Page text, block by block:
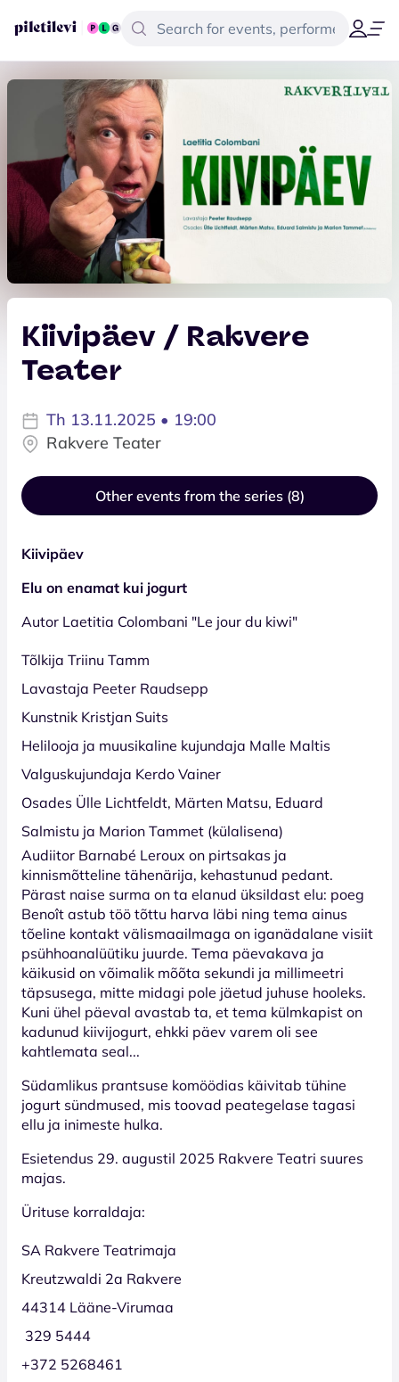
Kiivipäev / Rakvere
Teater
Th 13.11.2025 • 19:00
Rakvere Teater
Other events from the series (8)
Kiivipäev
Elu on enamat kui jogurt
Autor Laetitia Colombani "Le jour du kiwi"
Tõlkija Triinu Tamm
Lavastaja Peeter Raudsepp
Kunstnik Kristjan Suits
Helilooja ja muusikaline kujundaja Malle Maltis
Valguskujundaja Kerdo Vainer
Osades Ülle Lichtfeldt, Märten Matsu, Eduard
Salmistu ja Marion Tammet (külalisena)
Audiitor Barnabé Leroux on pirtsakas ja
kinnismõtteline tähenärija, kehastunud pedant.
Pärast naise surma on ta elanud üksildast elu: poeg
Benoît astub töö tõttu harva läbi ning tema ainus
tõeline kontakt välismaailmaga on iganädalane visiit
psühhoanalüütiku juurde. Tema päevakava ja
käikusid on võimalik mõõta sekundi ja millimeetri
täpsusega, mitte midagi pole jäetud juhuse hooleks.
Kuni ühel päeval avastab ta, et tema külmkapist on
kadunud kiivijogurt, ehkki päev varem oli see
kahtlemata seal...
Südamlikus prantsuse komöödias käivitab tühine
jogurt sündmused, mis toovad peategelase tagasi
ellu ja inimeste hulka.
Esietendus 29. augustil 2025 Rakvere Teatri suures
majas.
Ürituse korraldaja:
SA Rakvere Teatrimaja
Kreutzwaldi 2a Rakvere
44314 Lääne-Virumaa
329 5444
+372 5268461